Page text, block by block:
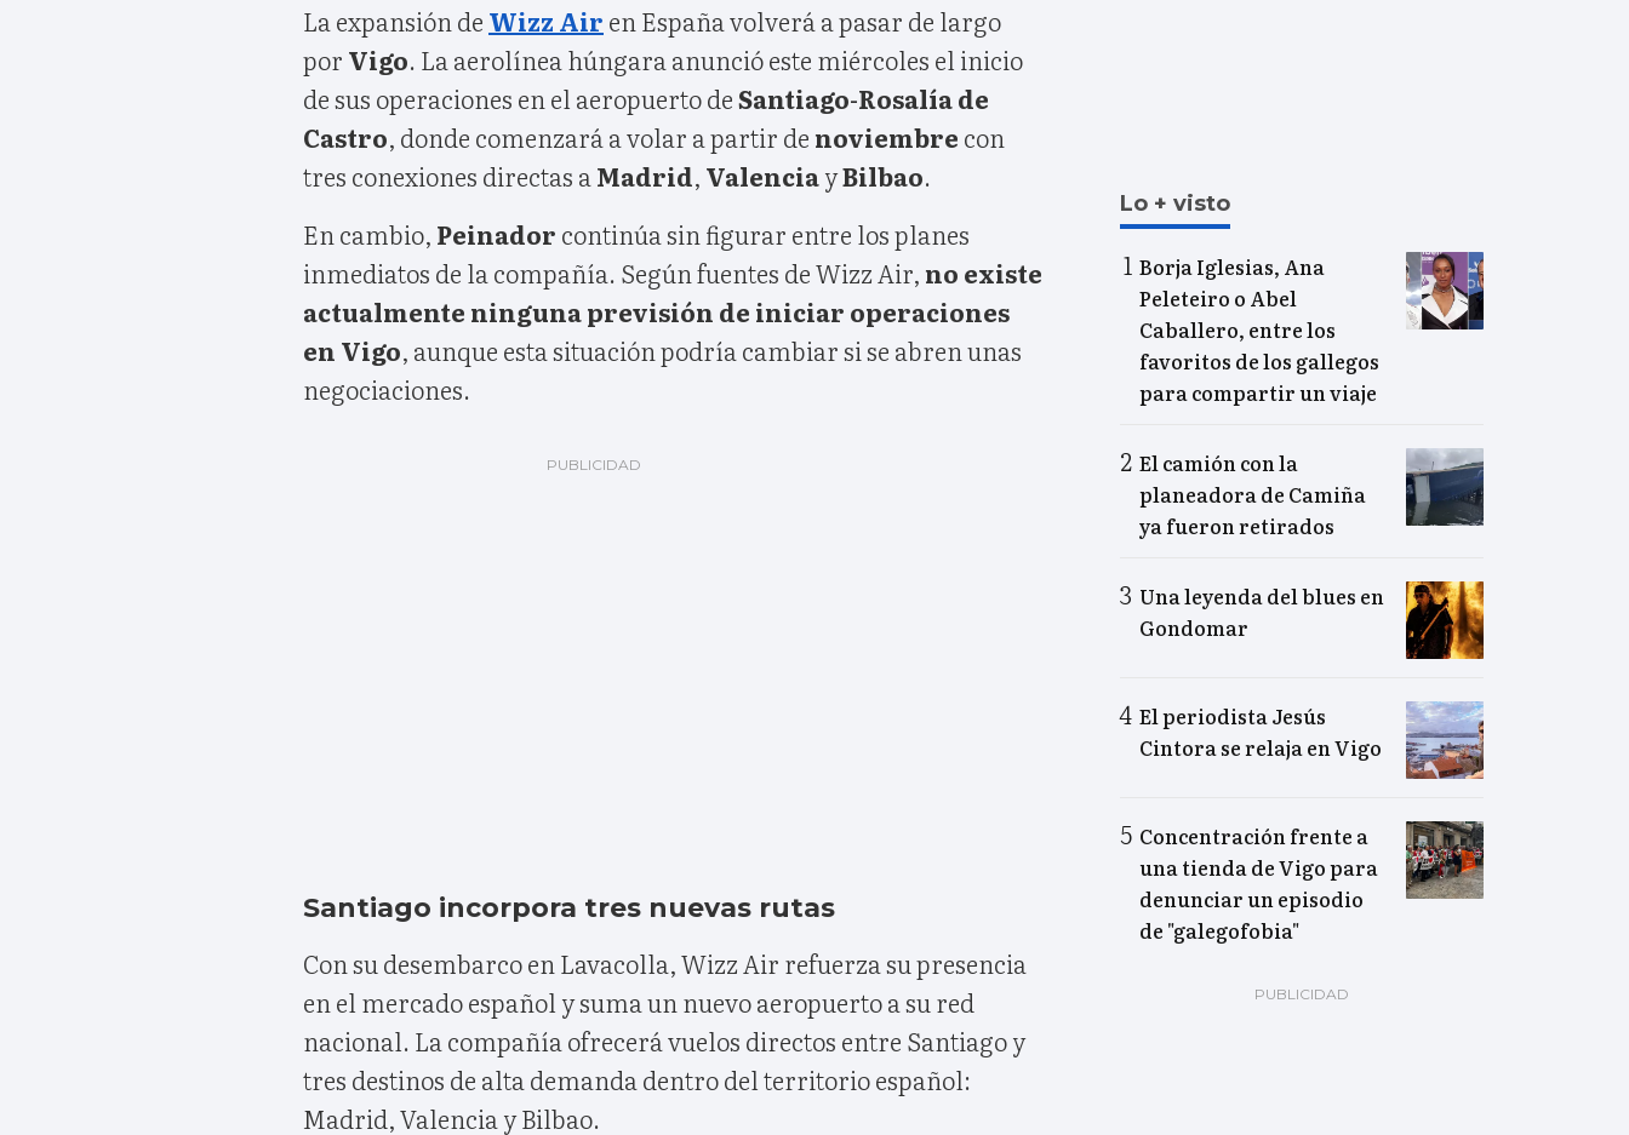
La expansión de Wizz Air en España volverá a pasar de largo
por Vigo. La aerolínea húngara anunció este miércoles el inicio
de sus operaciones en el aeropuerto deSantiago-Rosalía de
Castro, donde comenzará a volar a partir de noviembre con
tres conexiones directas a Madrid, ValenciayBilbao.
En cambio, Peinador continúa sin figurar entre los planes
inmediatos de la compañía. Según fuentes de Wizz Air, no existe
actualmente ninguna previsión de iniciar operaciones
en Vigo, aunque esta situación podría cambiar si se abren unas
negociaciones.
Santiago incorpora tres nuevas rutas
Con su desembarco en Lavacolla, Wizz Air refuerza su presencia
en el mercado español y suma un nuevo aeropuerto a su red
nacional. La compañía ofrecerá vuelos directos entre Santiago y
tres destinos de alta demanda dentro del territorio español:
Madrid, Valencia y Bilbao.
Lo + visto
Borja Iglesias, Ana
Peleteiro o Abel
Caballero, entre los
favoritos de los gallegos
para compartir un viaje
El camión con la
planeadora de Camiña
ya fueron retirados
Una leyenda del blues en
Gondomar
El periodista Jesús
Cintora se relaja en Vigo
Concentración frente a
una tienda de Vigo para
denunciar un episodio
de "galegofobia"